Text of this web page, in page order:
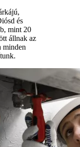
és
mint 20
állnak az
minden